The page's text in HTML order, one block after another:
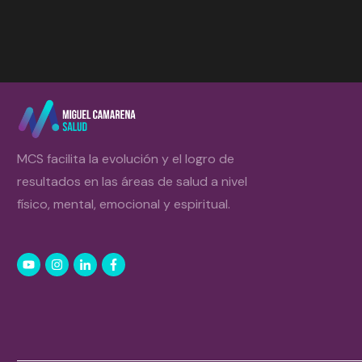
MCS facilita la evolución y el logro de
resultados en las áreas de salud a nivel
físico, mental, emocional y espiritual.